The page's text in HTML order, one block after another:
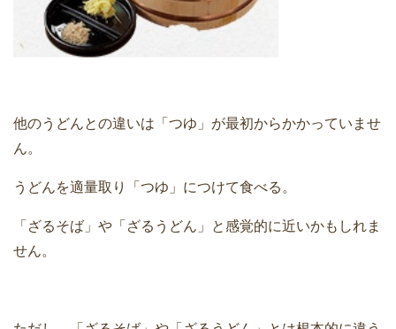
他のうどんとの違いは「つゆ」が最初からかかっていませ
ん。
うどんを適量取り「つゆ」につけて食べる。
「ざるそば」や「ざるうどん」と感覚的に近いかもしれま
せん。